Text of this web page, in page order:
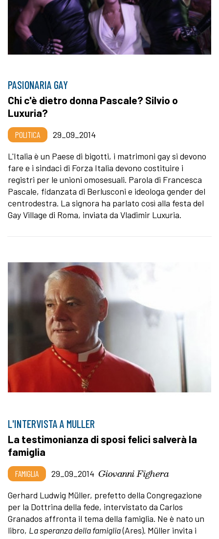
PASIONARIA GAY
Chi c'è dietro donna Pascale? Silvio o
Luxuria?
POLITICA
29_09_2014
L'Italia è un Paese di bigotti, i matrimoni gay si devono
fare e i sindaci di Forza Italia devono costituire i
registri per le unioni omosesuali. Parola di Francesca
Pascale, fidanzata di Berlusconi e ideologa gender del
centrodestra. La signora ha parlato così alla festa del
Gay Village di Roma, inviata da Vladimir Luxuria.
L'INTERVISTA A MULLER
La testimonianza di sposi felici salverà la
famiglia
FAMIGLIA 29_09_2014 Giovanni Fighera
Gerhard Ludwig Müller, prefetto della Congregazione
per la Dottrina della fede, intervistato da Carlos
Granados affronta il tema della famiglia. Ne è nato un
libro, La speranza della famiglia(Ares). Müller invita i